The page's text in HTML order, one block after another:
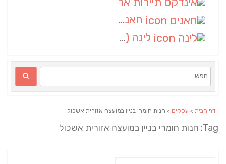
חאנים
לינה (1)
דף הבית > עסקים > חנות חומרי בניין במועצה אזורית אשכול
Tag: חנות חומרי בניין במועצה אזורית אשכול